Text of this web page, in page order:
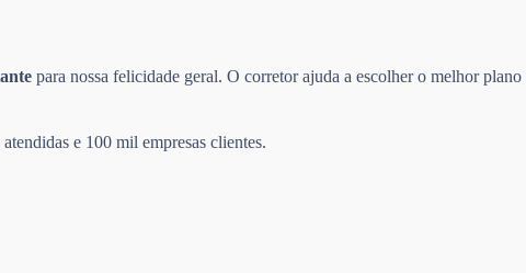
para nossa felicidade geral. O corretor ajuda a escolher o melhor plano
e 100 mil empresas clientes.